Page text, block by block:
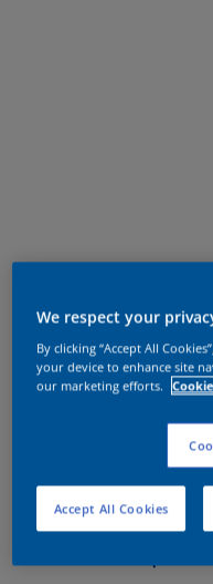
We respect your
By clicking “Accept All
your device to enhance site
our marketing efforts.
Accept All Cookies